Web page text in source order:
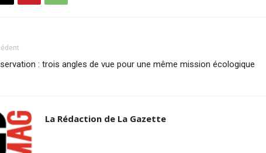
: trois angles de vue pour une même mission écologique
La Rédaction de La Gazette